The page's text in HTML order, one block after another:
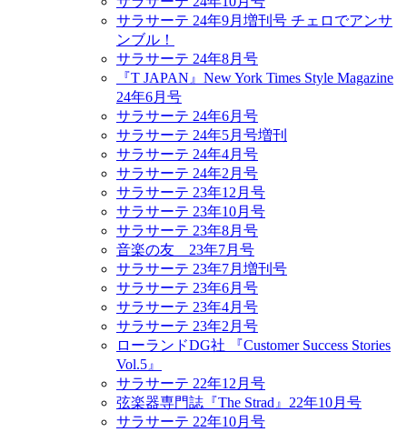
サラサーテ 24年9月増刊号 チェロでアンサ
ンブル！
サラサーテ 24年8月号
『T JAPAN』New York Times Style Magazine
24年6月号
サラサーテ 24年6月号
サラサーテ 24年5月号増刊
サラサーテ 24年4月号
サラサーテ 24年2月号
サラサーテ 23年12月号
サラサーテ 23年10月号
サラサーテ 23年8月号
音楽の友 23年7月号
サラサーテ 23年7月増刊号
サラサーテ 23年6月号
サラサーテ 23年4月号
サラサーテ 23年2月号
ローランドDG社 『Customer Success Stories
Vol.5』
サラサーテ 22年12月号
弦楽器専門誌『The Strad』22年10月号
サラサーテ 22年10月号